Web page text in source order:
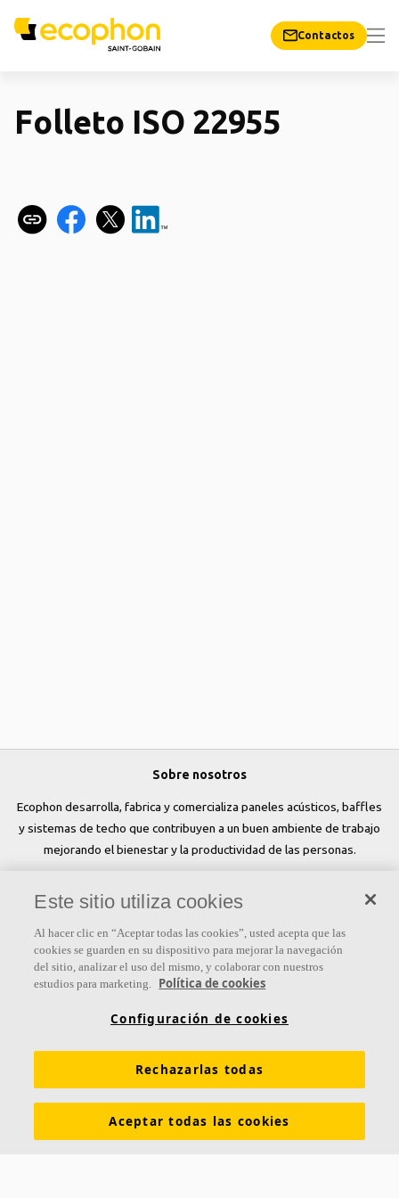
Contactos
Folleto ISO 22955
Sobre nosotros
Ecophon desarrolla, fabrica y comercializa paneles acústicos, baffles
y sistemas de techo que contribuyen a un buen ambiente de trabajo
mejorando el bienestar y la productividad de las personas.
Links
Herramientas y servicios Propiedades funcionales
Glosario Sostenibilidad Ventilación Difusa
Este sitio utiliza cookies
Al hacer clic en “Aceptar todas las cookies”, usted acepta que las
cookies se guarden en su dispositivo para mejorar la navegación
del sitio, analizar el uso del mismo, y colaborar con nuestros
estudios para marketing. Política de cookies
Configuración de cookies
Rechazarlas todas
Aceptar todas las cookies